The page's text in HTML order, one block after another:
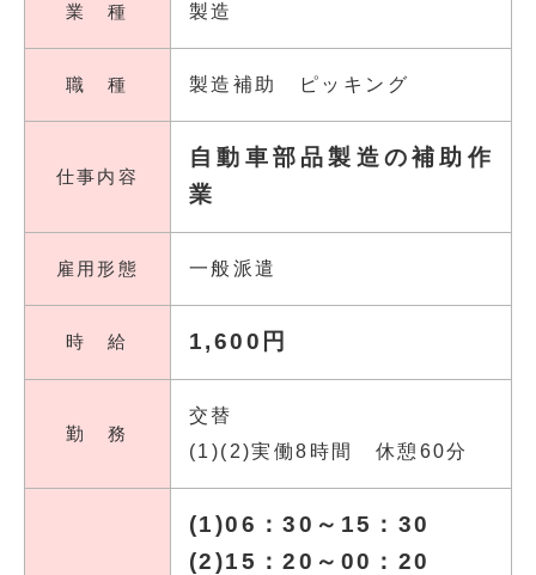
業 種 製造
職 種 製造補助 ピッキング
仕事内容
自動車部品製造の補助作
業
雇用形態 一般派遣
時 給 1,600円
勤 務
交替
(1)(2)実働8時間 休憩60分
(1)06：30～15：30
(2)15：20～00：20